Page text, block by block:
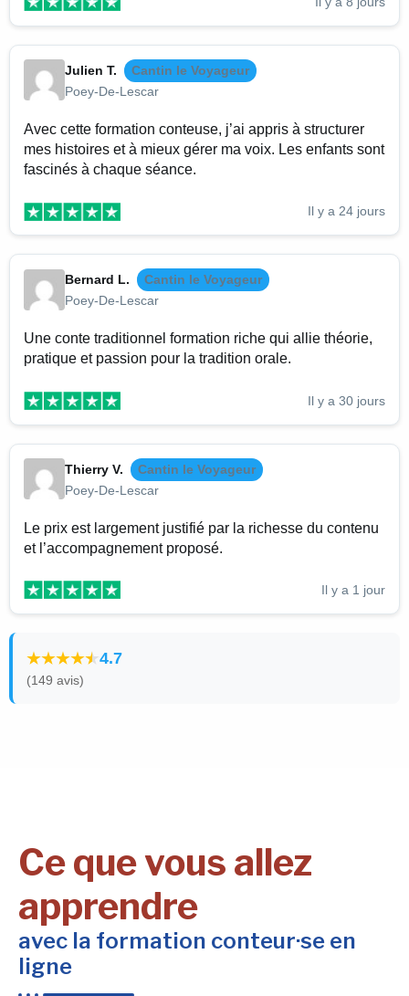
Julien T.
Cantin le Voyageur
Poey-De-Lescar
Avec cette formation conteuse, j’ai appris à structurer
mes histoires et à mieux gérer ma voix. Les enfants sont
fascinés à chaque séance.
Il y a 24 jours
Bernard L.
Cantin le Voyageur
Poey-De-Lescar
Une conte traditionnel formation riche qui allie théorie,
pratique et passion pour la tradition orale.
Il y a 30 jours
Thierry V.
Cantin le Voyageur
Poey-De-Lescar
Le prix est largement justifié par la richesse du contenu
et l’accompagnement proposé.
Il y a 1 jour
4.7
(149 avis)
Ce que vous allez
apprendre
avec la formation conteur·se en
ligne